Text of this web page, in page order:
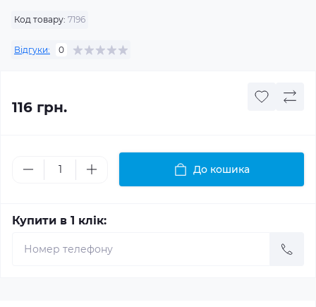
Код товару: 7196
Відгуки: 0
116 грн.
До кошика
Купити в 1 клік: